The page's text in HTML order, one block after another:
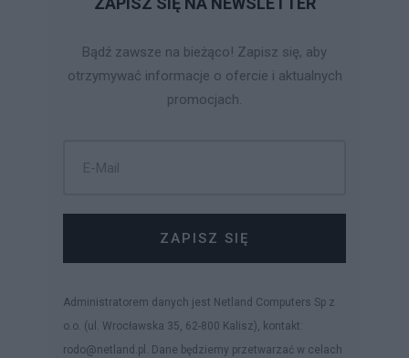
Bądź zawsze na bieżąco! Zapisz się, aby
otrzymywać informacje o ofercie i aktualnych
promocjach.
ZAPISZ SIĘ
Administratorem danych jest Netland Computers Sp z
o.o. (ul. Wrocławska 35, 62-800 Kalisz), kontakt:
rodo@netland.pl. Dane będziemy przetwarzać w celach